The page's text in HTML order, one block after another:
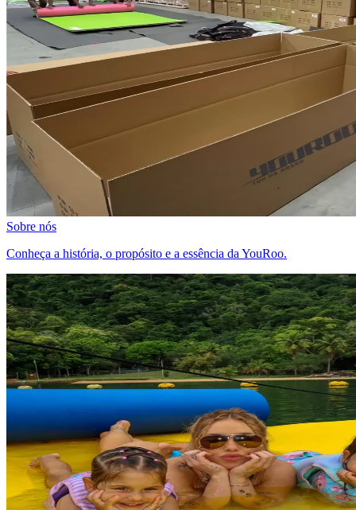
Sobre nós
Conheça a história, o propósito e a essência da YouRoo.